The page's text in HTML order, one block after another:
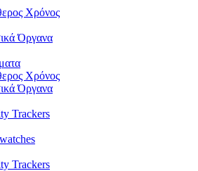
Χρόνος
Όργανα
Χρόνος
Όργανα
Trackers
Trackers